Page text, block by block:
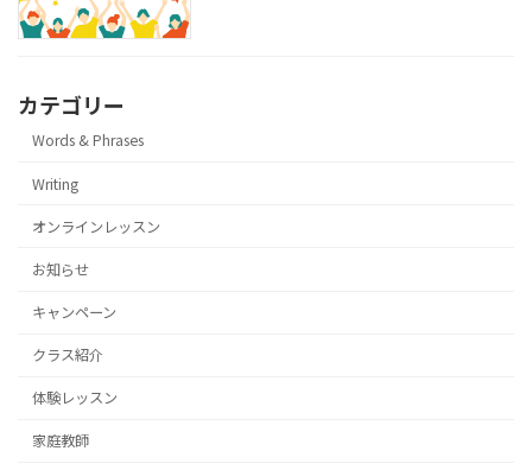
カテゴリー
Words & Phrases
Writing
オンラインレッスン
お知らせ
キャンペーン
クラス紹介
体験レッスン
家庭教師